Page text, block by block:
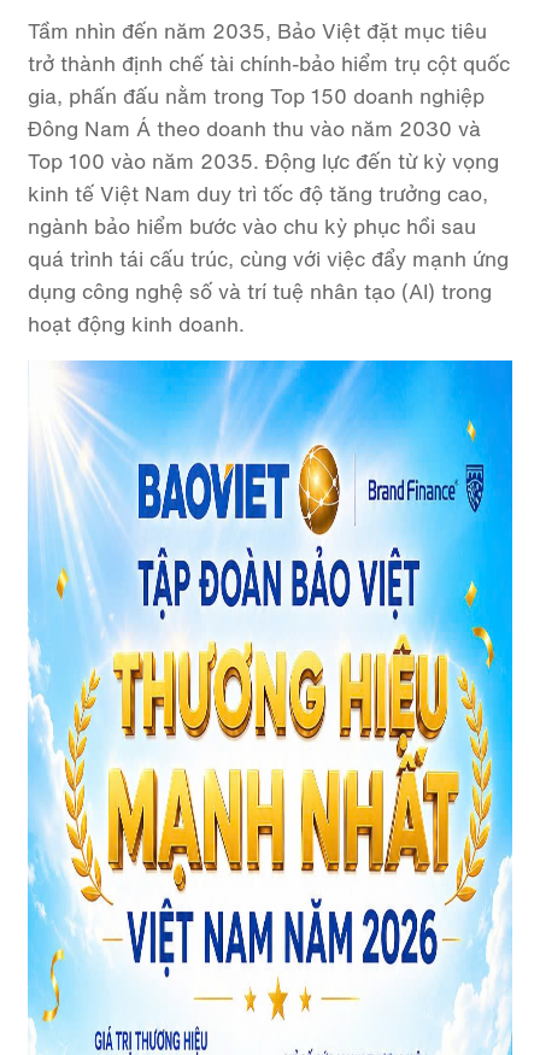
Tầm nhìn đến năm 2035, Bảo Việt đặt mục tiêu
trở thành định chế tài chính-bảo hiểm trụ cột quốc
gia, phấn đấu nằm trong Top 150 doanh nghiệp
Đông Nam Á theo doanh thu vào năm 2030 và
Top 100 vào năm 2035. Động lực đến từ kỳ vọng
kinh tế Việt Nam duy trì tốc độ tăng trưởng cao,
ngành bảo hiểm bước vào chu kỳ phục hồi sau
quá trình tái cấu trúc, cùng với việc đẩy mạnh ứng
dụng công nghệ số và trí tuệ nhân tạo (AI) trong
hoạt động kinh doanh.